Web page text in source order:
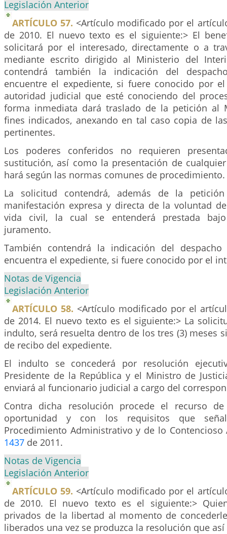
Legislación Anterior
ARTÍCULO 57. <Artículo modificado por el
de 2010. El nuevo texto es el siguiente:> El
solicitará por el interesado, directamente o a
mediante escrito dirigido al Ministerio del
contendrá también la indicación del
encuentre el expediente, si fuere conocido por
autoridad judicial que esté conociendo del
forma inmediata dará traslado de la petición al
fines indicados, anexando en tal caso copia de
pertinentes.
Los poderes conferidos no requieren
sustitución, así como la presentación de
hará según las normas comunes de procedimiento.
La solicitud contendrá, además de la
manifestación expresa y directa de la voluntad
vida civil, la cual se entenderá prestada
juramento.
También contendrá la indicación del
encuentra el expediente, si fuere conocido por el
Notas de Vigencia
Legislación Anterior
ARTÍCULO 58. <Artículo modificado por el
de 2014. El nuevo texto es el siguiente:> La
indulto, será resuelta dentro de los tres (3) meses
de recibo del expediente.
El indulto se concederá por resolución
Presidente de la República y el Ministro de
enviará al funcionario judicial a cargo del
Contra dicha resolución procede el recurso
oportunidad y con los requisitos que
Procedimiento Administrativo y de lo Contencioso
1437 de 2011.
Notas de Vigencia
Legislación Anterior
ARTÍCULO 59. <Artículo modificado por el
de 2010. El nuevo texto es el siguiente:>
privados de la libertad al momento de
liberados una vez se produzca la resolución que